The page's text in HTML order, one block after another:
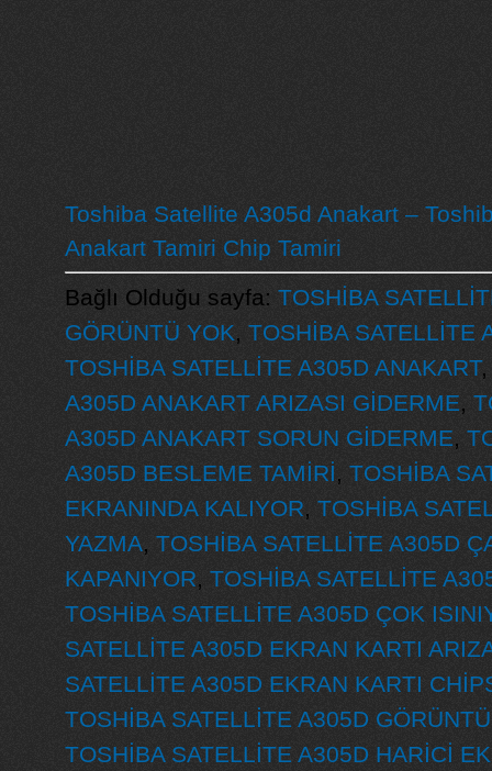
Toshiba Satellite A305d Anakart –
Anakart Tamiri Chip Tamiri
Bağlı Olduğu sayfa: TOSHİBA
GÖRÜNTÜ YOK, TOSHİBA SATELLİTE
TOSHİBA SATELLİTE A305D ANAKART
A305D ANAKART ARIZASI GİDERME,
A305D ANAKART SORUN GİDERME,
A305D BESLEME TAMİRİ, TOSHİBA
EKRANINDA KALIYOR, TOSHİBA
YAZMA, TOSHİBA SATELLİTE A305D
KAPANIYOR, TOSHİBA SATELLİTE
TOSHİBA SATELLİTE A305D ÇOK
SATELLİTE A305D EKRAN KARTI
SATELLİTE A305D EKRAN KARTI
TOSHİBA SATELLİTE A305D
TOSHİBA SATELLİTE A305D HARİCİ